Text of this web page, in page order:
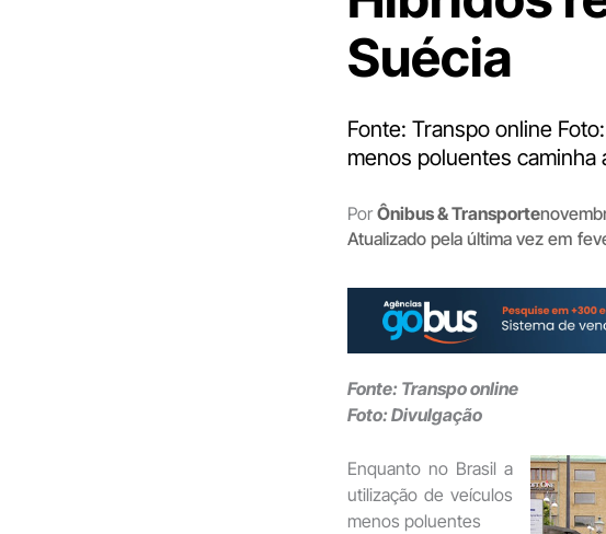
Suécia
Fonte: Transpo online
menos poluentes
Por Ônibus & Transporte
Atualizado pela última vez em
Fonte: Transpo online
Foto:Divulgação
Enquanto no Brasil a
utilização de veículos
menos poluentes